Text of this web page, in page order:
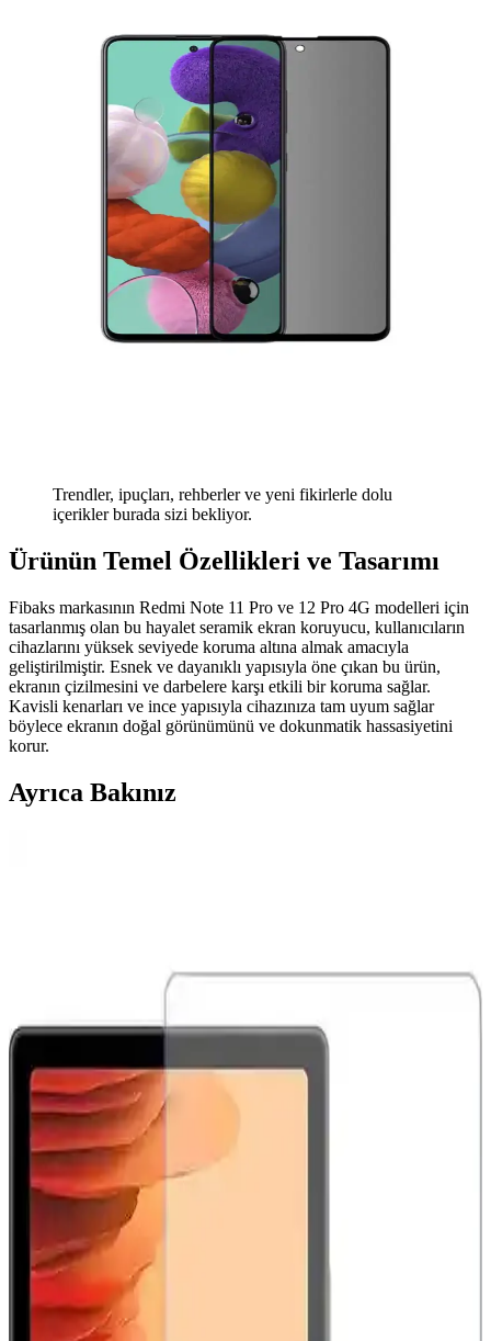
Trendler, ipuçları, rehberler ve yeni fikirlerle dolu
içerikler burada sizi bekliyor.
Ürünün Temel Özellikleri ve Tasarımı
Fibaks markasının Redmi Note 11 Pro ve 12 Pro 4G modelleri için
tasarlanmış olan bu hayalet seramik ekran koruyucu, kullanıcıların
cihazlarını yüksek seviyede koruma altına almak amacıyla
geliştirilmiştir. Esnek ve dayanıklı yapısıyla öne çıkan bu ürün,
ekranın çizilmesini ve darbelere karşı etkili bir koruma sağlar.
Kavisli kenarları ve ince yapısıyla cihazınıza tam uyum sağlar
böylece ekranın doğal görünümünü ve dokunmatik hassasiyetini
korur.
Ayrıca Bakınız
X810 modeline özel tasarımıyla yüksek dayanıklılık ve estetik sunar.
Çizilmelere karşı dirençli, kolay uygulanabilir ve kullanımı rahat bir
Samsung Galaxy Tab S10 FE Plus İçin Kırılmaz
Ekran Koruyucu İncelemesi ve Kullanıcı Yorumları
Samsung Galaxy Tab S10 FE Plus için tasarlanmış kırılmaz ekran
koruyucu, yüksek dayanıklılık ve kolay uygulama özellikleriyle
ekranı çizilmelere ve darbelere karşı korur.
Samsung Galaxy Tab S9 FE+ Plus için Nano
Kırılmaz Esnek Ekran Koruyucu İncelemesi
Samsung Galaxy Tab S9 FE+ Plus için tasarlanmış nano cam ekran
koruyucu, yüksek dayanıklılık ve net görüntü sağlar. Kolay
uygulama ve göz yorgunluğunu azaltıcı özellikleriyle ekran
korumasında yeni standart.